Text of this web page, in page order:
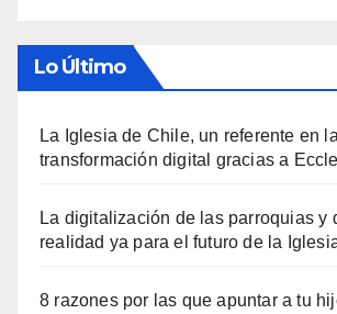
Lo Último
La Iglesia de Chile, un referente en la
transformación digital gracias a
La digitalización de las parroquias y
realidad ya para el futuro de la
8 razones por las que apuntar a tu